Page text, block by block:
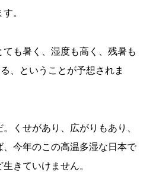
。
も暑く、湿度も高く、残暑も
、ということが予想されま
くせがあり、広がりもあり、
今年のこの高温多湿な日本で
きていけません。